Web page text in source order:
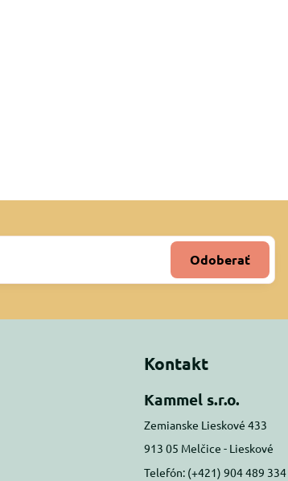
Odoberať
Kontakt
Kammel s.r.o.
Zemianske Lieskové 433
913 05 Melčice - Lieskové
Telefón: (+421) 904 489 334